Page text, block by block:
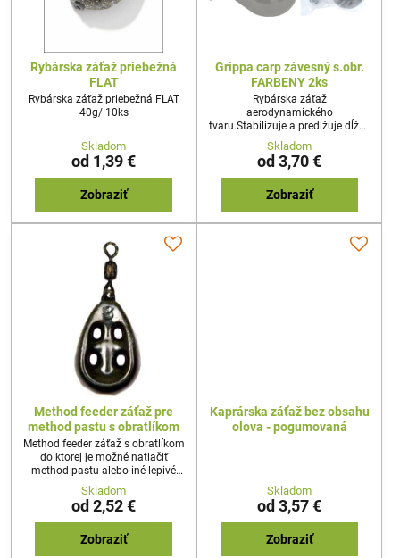
Rybárska záťaž priebežná
FLAT
Rybárska záťaž priebežná FLAT
40g/ 10ks
Skladom
od 1,39 €
Zobraziť
Grippa carp závesný s.obr.
FARBENY 2ks
Rybárska záťaž
aerodynamického
tvaru.Stabilizuje a predlžuje dĺžku
letu
Skladom
od 3,70 €
Zobraziť
Method feeder záťaž pre
method pastu s obratlíkom
Method feeder záťaž s obratlíkom
do ktorej je možné natlačiť
method pastu alebo iné lepivé
krmivo.. Zvyšuje počet záberov až
o 80%!!
Skladom
od 2,52 €
Zobraziť
Kaprárska záťaž bez obsahu
olova - pogumovaná
Skladom
od 3,57 €
Zobraziť